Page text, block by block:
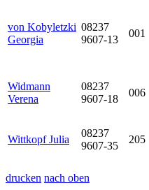
von Kobyletzki
Georgia
08237
9607-13
001
Widmann
Verena
08237
9607-18
006
Wittkopf Julia
08237
9607-35
205
drucken nach oben